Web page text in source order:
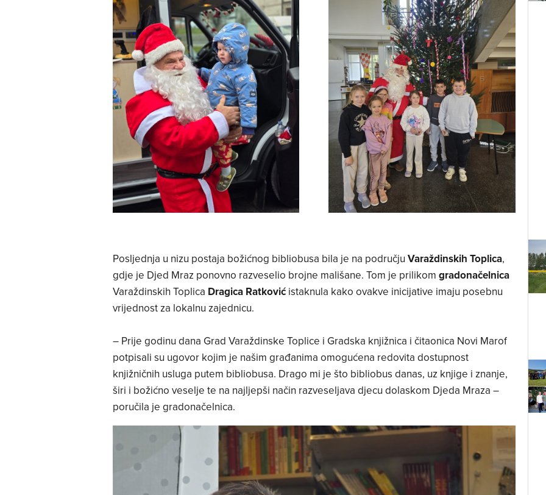
Posljednja u nizu postaja božićnog bibliobusa bila je na području Varaždinskih Toplica,
gdje je Djed Mraz ponovno razveselio brojne mališane. Tom je prilikom gradonačelnica
Varaždinskih Toplica Dragica Ratkovićistaknula kako ovakve inicijative imaju posebnu
vrijednost za lokalnu zajednicu.
– Prije godinu dana Grad Varaždinske Toplice i Gradska knjižnica i čitaonica Novi Marof
potpisali su ugovor kojim je našim građanima omogućena redovita dostupnost
knjižničnih usluga putem bibliobusa. Drago mi je što bibliobus danas, uz knjige i znanje,
širi i božićno veselje te na najljepši način razveseljava djecu dolaskom Djeda Mraza –
poručila je gradonačelnica.